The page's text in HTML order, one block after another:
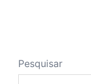
Pesquisar